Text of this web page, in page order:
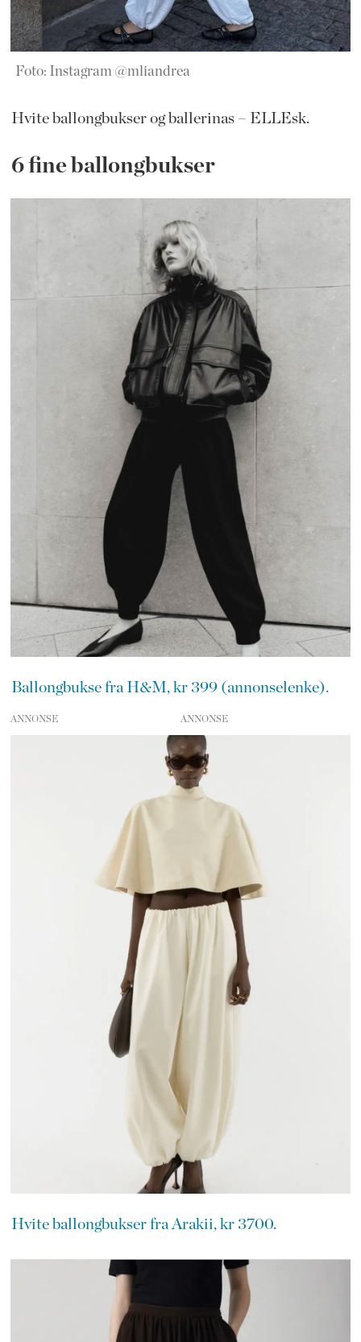
Foto: Instagram @mliandrea
Hvite ballongbukser og ballerinas – ELLEsk.
6 fine ballongbukser
Ballongbukse fra H&M, kr 399 (annonselenke).
ANNONSE
Hvite ballongbukser fra Arakii, kr 3700.